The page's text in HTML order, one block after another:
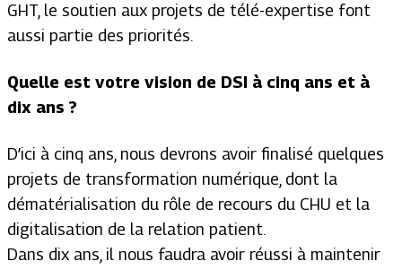
GHT, le soutien aux projets de télé-expertise font
aussi partie des priorités.
Quelle est votre vision de DSI à cinq ans et à
dix ans ?
D’ici à cinq ans, nous devrons avoir finalisé quelques
projets de transformation numérique, dont la
dématérialisation du rôle de recours du CHU et la
digitalisation de la relation patient.
Dans dix ans, il nous faudra avoir réussi à maintenir